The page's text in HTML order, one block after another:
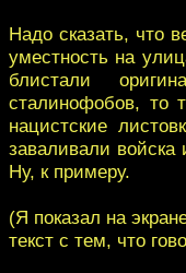
Надо сказать, что
уместность на
блистали
сталинофобов, то
нацистские
заваливали
Ну, к примеру.
(Я показал на
текст с тем, что